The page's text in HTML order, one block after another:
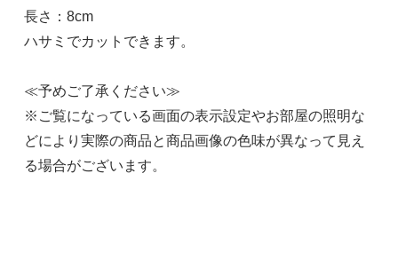
長さ：8cm
ハサミでカットできます。
≪予めご了承ください≫
※ご覧になっている画面の表示設定やお部屋の照明な
どにより実際の商品と商品画像の色味が異なって見え
る場合がございます。